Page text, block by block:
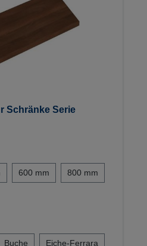
Schränke Serie
600 mm 800 mm
Buche Eiche-Ferrara